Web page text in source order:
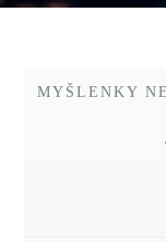
MYŠLENKY